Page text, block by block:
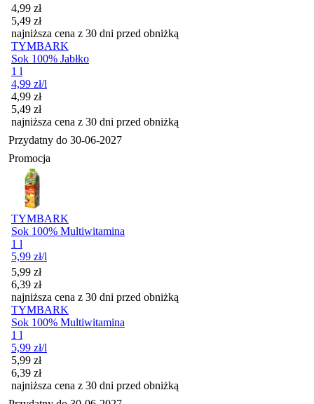
Cena promocyjna
4,99 zł
5,49 zł
najniższa cena z 30 dni przed obniżką
TYMBARK
Sok 100% Jabłko
1 l
4,99 zł/l
Cena promocyjna
4,99 zł
5,49 zł
najniższa cena z 30 dni przed obniżką
Przydatny do 30-06-2027
Promocja
TYMBARK
Sok 100% Multiwitamina
1 l
5,99 zł/l
Cena promocyjna
5,99 zł
6,39 zł
najniższa cena z 30 dni przed obniżką
TYMBARK
Sok 100% Multiwitamina
1 l
5,99 zł/l
Cena promocyjna
5,99 zł
6,39 zł
najniższa cena z 30 dni przed obniżką